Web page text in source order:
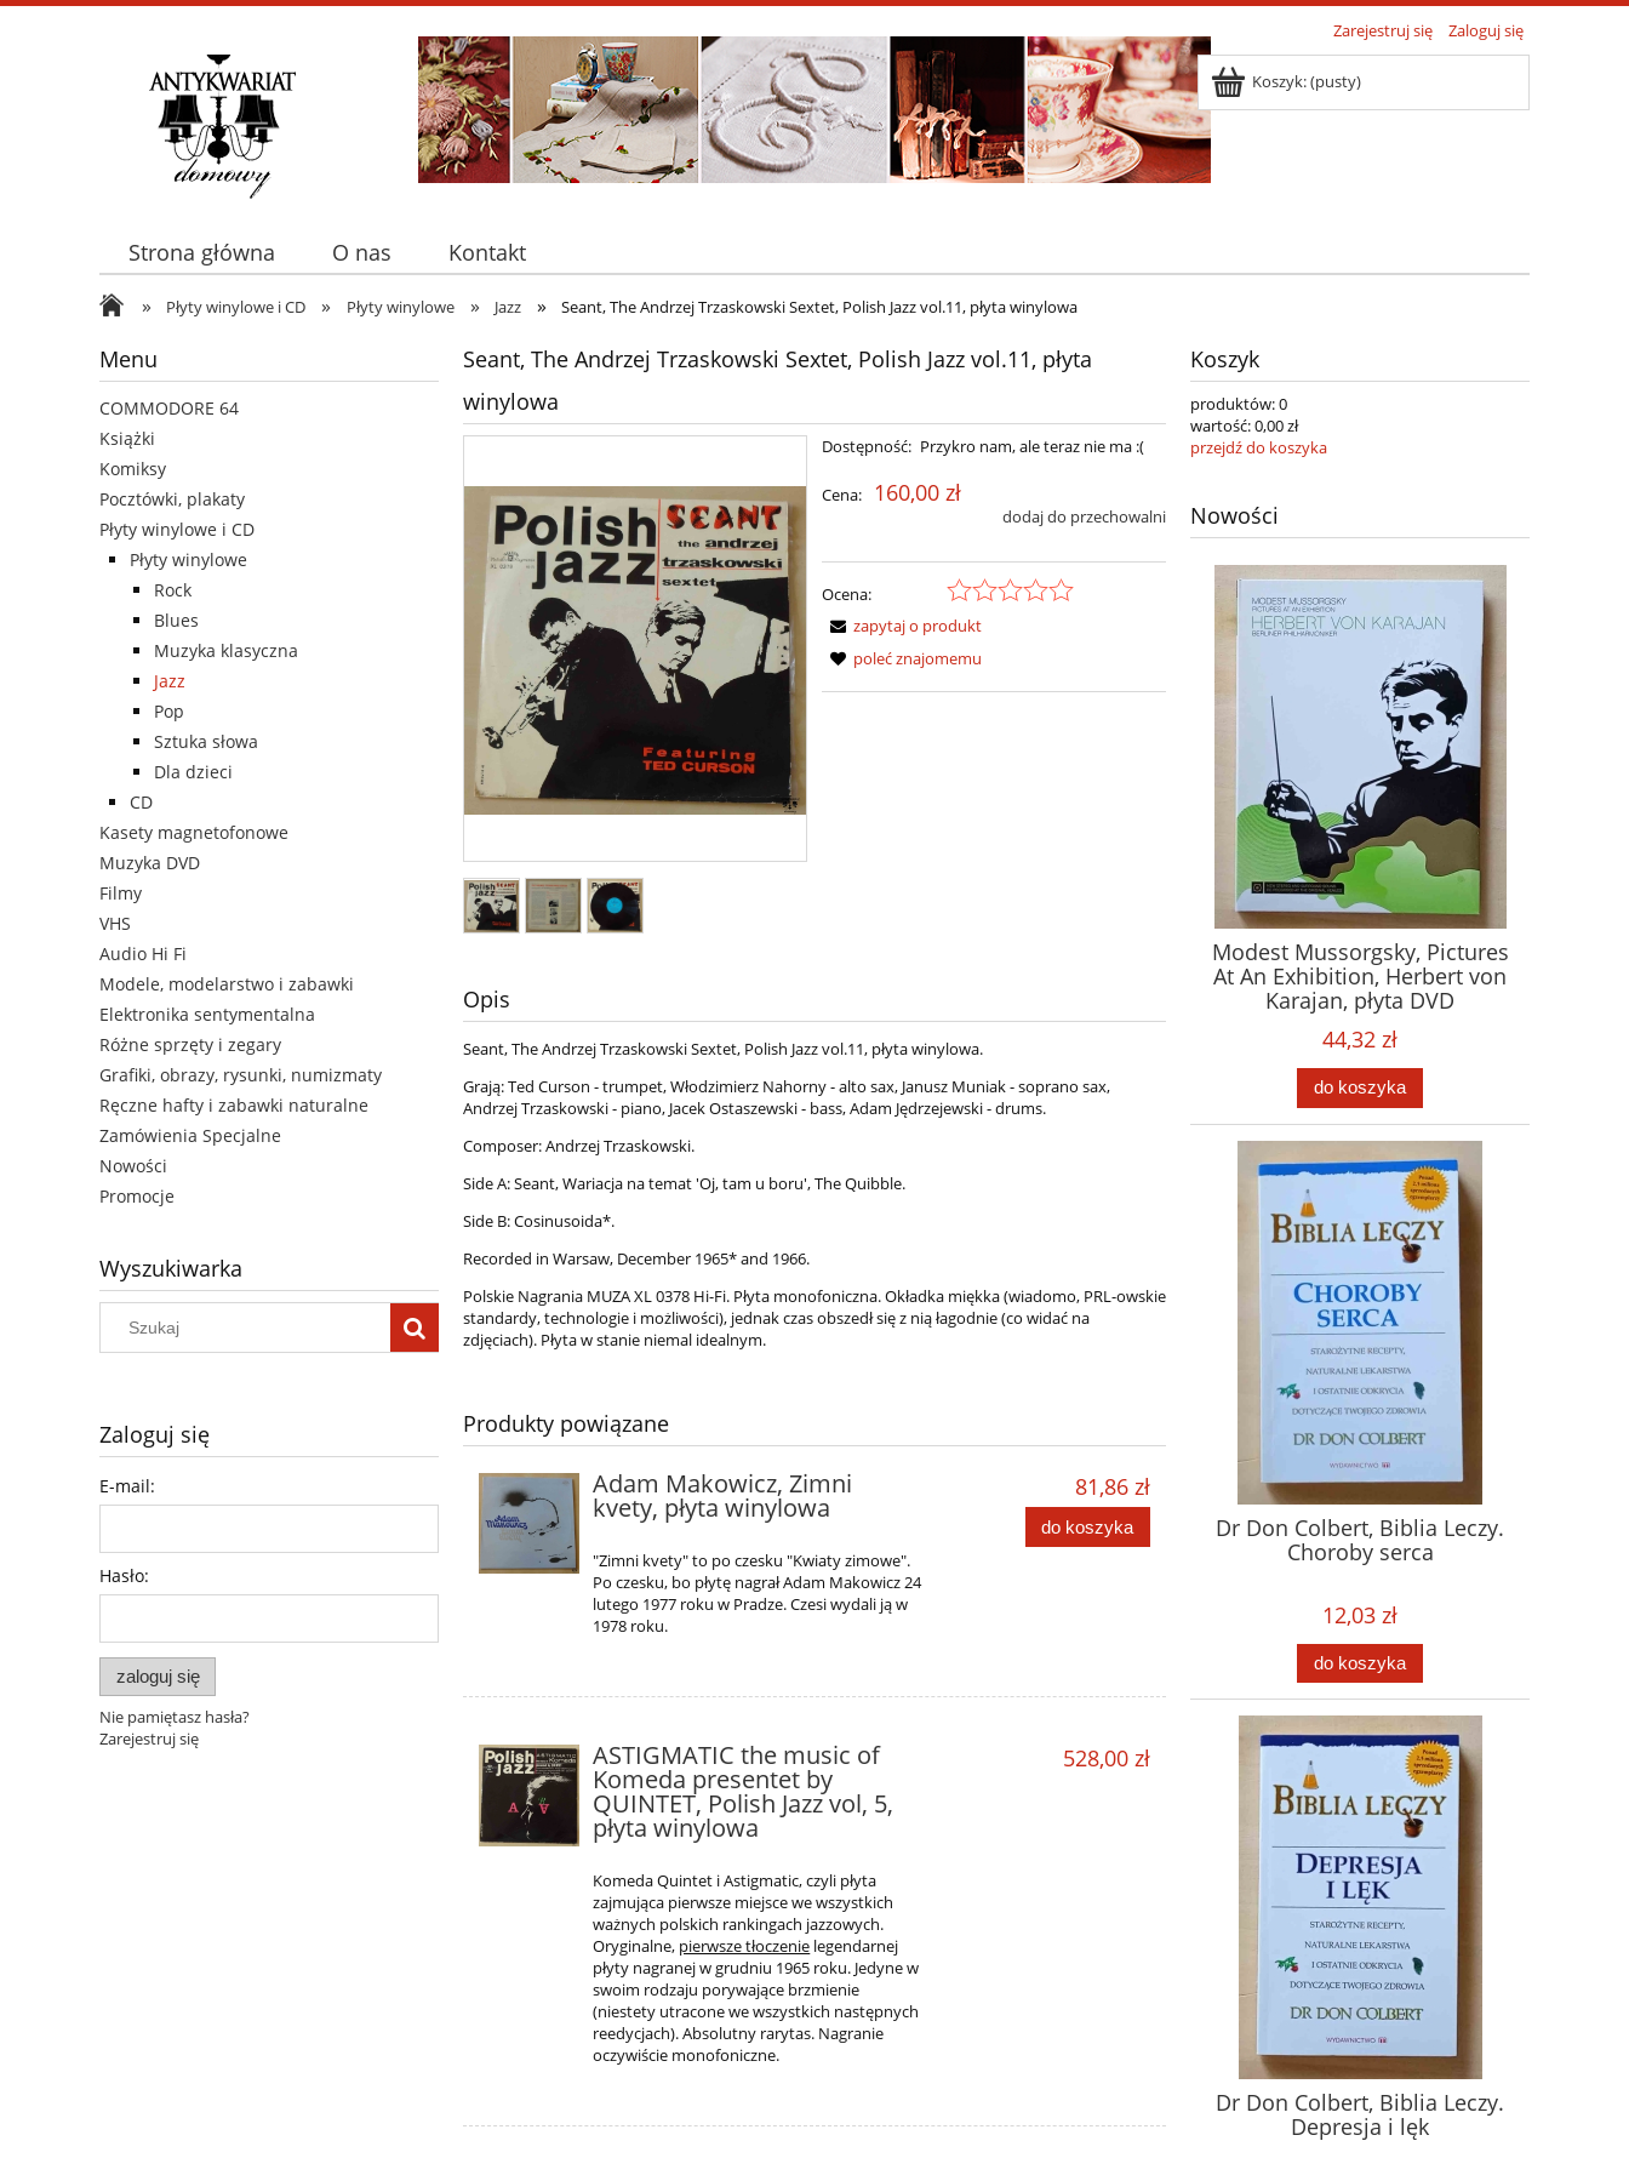
Zarejestruj się Zaloguj się
Koszyk:(pusty)
Strona główna O nas Kontakt
» Płyty winylowe i CD » Płyty winylowe » Jazz » Seant, The Andrzej Trzaskowski Sextet, Polish Jazz vol.11, płyta winylowa
Menu
COMMODORE 64
Książki
Komiksy
Pocztówki, plakaty
Płyty winylowe i CD
Płyty winylowe
Rock
Blues
Muzyka klasyczna
Jazz
Pop
Sztuka słowa
Dla dzieci
CD
Kasety magnetofonowe
Muzyka DVD
Filmy
VHS
Audio Hi Fi
Modele, modelarstwo i zabawki
Elektronika sentymentalna
Różne sprzęty i zegary
Grafiki, obrazy, rysunki, numizmaty
Ręczne hafty i zabawki naturalne
Zamówienia Specjalne
Nowości
Promocje
Wyszukiwarka
Zaloguj się
E-mail:
Hasło:
zaloguj się
Nie pamiętasz hasła?
Zarejestruj się
Seant, The Andrzej Trzaskowski Sextet, Polish Jazz vol.11, płyta
winylowa
Dostępność: Przykro nam, ale teraz nie ma :(
Cena: 160,00 zł
dodaj do przechowalni
Ocena:
zapytaj o produkt
poleć znajomemu
Opis
Seant, The Andrzej Trzaskowski Sextet, Polish Jazz vol.11, płyta winylowa.
Grają: Ted Curson - trumpet, Włodzimierz Nahorny - alto sax, Janusz Muniak - soprano sax,
Andrzej Trzaskowski - piano, Jacek Ostaszewski - bass, Adam Jędrzejewski - drums.
Composer: Andrzej Trzaskowski.
Side A: Seant, Wariacja na temat 'Oj, tam u boru', The Quibble.
Side B: Cosinusoida*.
Recorded in Warsaw, December 1965* and 1966.
Polskie Nagrania MUZA XL 0378 Hi-Fi. Płyta monofoniczna. Okładka miękka (wiadomo, PRL-owskie
standardy, technologie i możliwości), jednak czas obszedł się z nią łagodnie (co widać na
zdjęciach). Płyta w stanie niemal idealnym.
Produkty powiązane
Adam Makowicz, Zimni
kvety, płyta winylowa
"Zimni kvety" to po czesku "Kwiaty zimowe".
Po czesku, bo płytę nagrał Adam Makowicz 24
lutego 1977 roku w Pradze. Czesi wydali ją w
1978 roku.
81,86 zł
do koszyka
ASTIGMATIC the music of
Komeda presentet by
QUINTET, Polish Jazz vol, 5,
płyta winylowa
Komeda Quintet i Astigmatic, czyli płyta
zajmująca pierwsze miejsce we wszystkich
ważnych polskich rankingach jazzowych.
Oryginalne, pierwsze tłoczenie legendarnej
płyty nagranej w grudniu 1965 roku. Jedyne w
swoim rodzaju porywające brzmienie
(niestety utracone we wszystkich następnych
reedycjach). Absolutny rarytas. Nagranie
oczywiście monofoniczne.
528,00 zł
Koszyk
produktów:0
wartość:0,00 zł
przejdź do koszyka
Nowości
Modest Mussorgsky, Pictures
At An Exhibition, Herbert von
Karajan, płyta DVD
44,32 zł
do koszyka
Dr Don Colbert, Biblia Leczy.
Choroby serca
12,03 zł
do koszyka
Dr Don Colbert, Biblia Leczy.
Depresja i lęk